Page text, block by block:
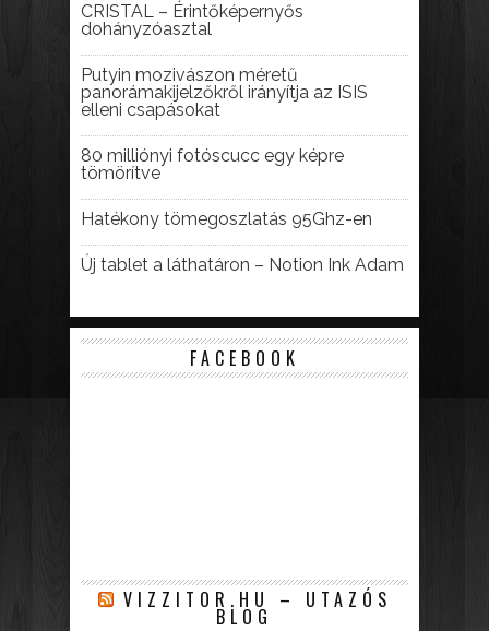
CRISTAL – Érintőképernyős
dohányzóasztal
Putyin mozivászon méretű
panorámakijelzőkről irányítja az ISIS
elleni csapásokat
80 milliónyi fotóscucc egy képre
tömörítve
Hatékony tömegoszlatás 95Ghz-en
Új tablet a láthatáron – Notion Ink Adam
FACEBOOK
VIZZITOR.HU – UTAZÓS
BLOG